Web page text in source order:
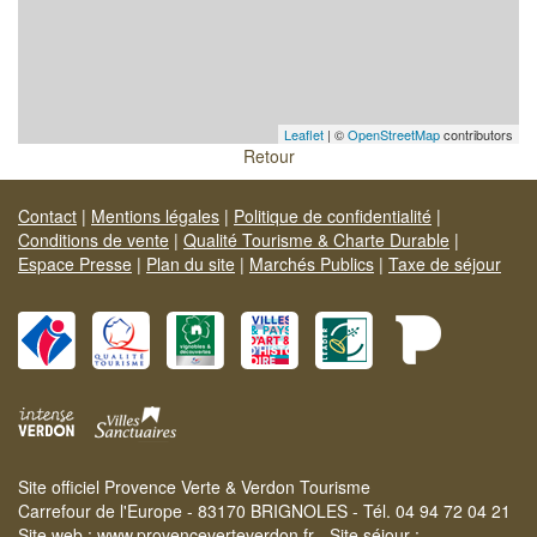
Leaflet | ©OpenStreetMapcontributors
Retour
Contact | Mentions légales | Politique de confidentialité |
Conditions de vente | Qualité Tourisme & Charte Durable |
Espace Presse | Plan du site | Marchés Publics | Taxe de séjour
Site officiel Provence Verte & Verdon Tourisme
Carrefour de l'Europe - 83170 BRIGNOLES - Tél. 04 94 72 04 21